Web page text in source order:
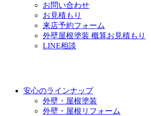
お問い合わせ
お見積もり
来店予約フォーム
外壁屋根塗装 概算お見積もり
LINE相談
安心のラインナップ
外壁・屋根塗装
外壁・屋根リフォーム